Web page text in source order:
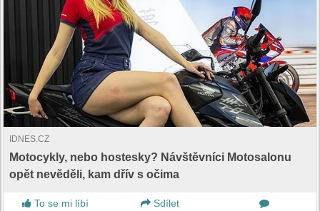
IDNES.CZ
Motocykly, nebo hostesky? Návštěvníci Motosalonu
opět nevěděli, kam dřív s očima
To se mi líbí
Sdílet